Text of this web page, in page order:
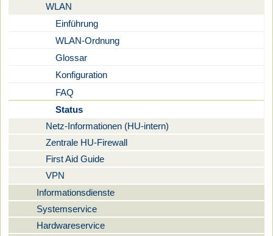
WLAN
Einführung
WLAN-Ordnung
Glossar
Konfiguration
FAQ
Status
Netz-Informationen (HU-intern)
Zentrale HU-Firewall
First Aid Guide
VPN
Informationsdienste
Systemservice
Hardwareservice